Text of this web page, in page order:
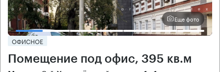
Еще фото
ОФИСНОЕ
Помещение под офис, 395 кв.м